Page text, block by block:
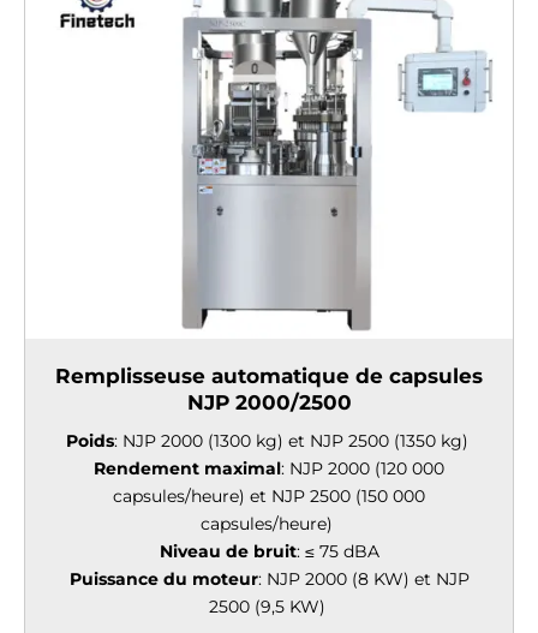
Remplisseuse automatique de capsules
NJP 2000/2500
Poids: NJP 2000 (1300 kg) et NJP 2500 (1350 kg)
Rendement maximal: NJP 2000 (120 000
capsules/heure) et NJP 2500 (150 000
capsules/heure)
Niveau de bruit: ≤ 75 dBA
Puissance du moteur: NJP 2000 (8 KW) et NJP
2500 (9,5 KW)